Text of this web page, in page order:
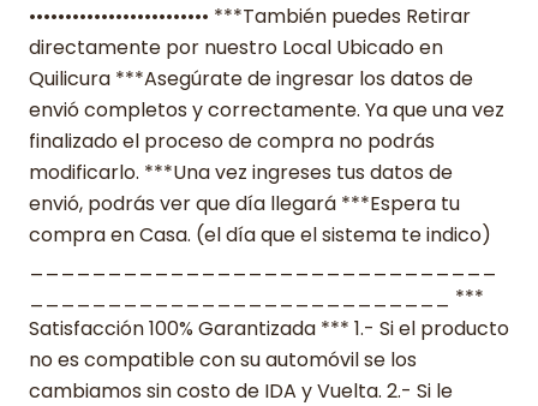
••••••••••••••••••••••••• ***También puedes Retirar
directamente por nuestro Local Ubicado en
Quilicura ***Asegúrate de ingresar los datos de
envió completos y correctamente. Ya que una vez
finalizado el proceso de compra no podrás
modificarlo. ***Una vez ingreses tus datos de
envió, podrás ver que día llegará ***Espera tu
compra en Casa. (el día que el sistema te indico)
___________________________ ***
Satisfacción 100% Garantizada *** 1.- Si el producto
no es compatible con su automóvil se los
cambiamos sin costo de IDA y Vuelta. 2.- Si le